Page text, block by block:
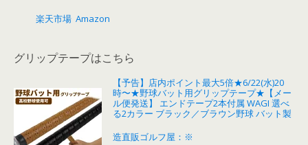
楽天市場 Amazon
グリップテープはこちら
【予告】店内ポイント最大5倍★6/22(水)20
時〜★野球バット用グリップテープ★【メー
ル便発送】 エンドテープ2本付属 WAGI 選べ
る2カラー ブラック／ブラウン野球 バット製
造直販ゴルフ屋：※